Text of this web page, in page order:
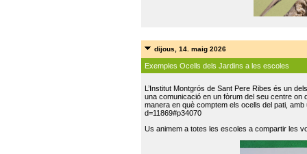
dijous, 14. maig 2026
Exemples Ocells dels Jardins a les escoles
L’Institut Montgrós de Sant Pere Ribes és un
una comunicació en un fòrum del seu centre on
manera en què comptem els ocells del pati,
d=11869#p34070
Us animem a totes les escoles a compartir les